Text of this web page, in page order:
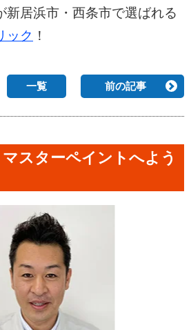
新居浜市・西条市で選ばれる
ック ！
一覧 前の記事
スターペイントへよう